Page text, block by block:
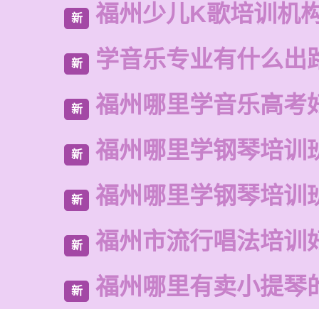
新 福州少儿K歌培训机
新 学音乐专业有什么出
新 福州哪里学音乐高考
新 福州哪里学钢琴培训
新 福州哪里学钢琴培训
新 福州市流行唱法培训
新 福州哪里有卖小提琴